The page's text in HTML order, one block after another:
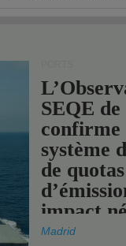
SEQE de
confirme
système
de quotas
impact
les ports
Madrid